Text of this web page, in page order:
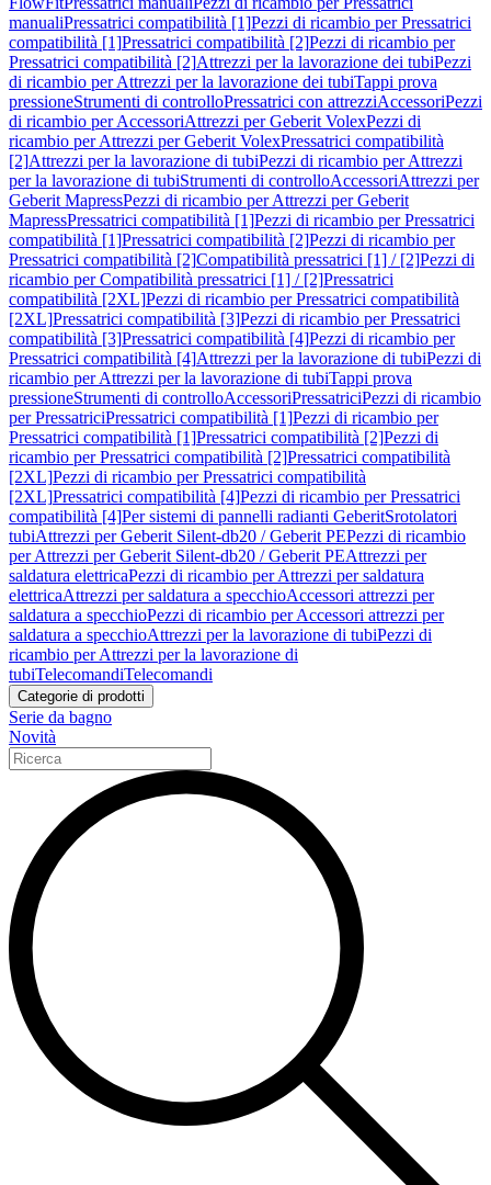
manualiPressatrici compatibilità [1]Pezzi di ricambio per Pressatrici
compatibilità [1]Pressatrici compatibilità [2]Pezzi di ricambio per
Pressatrici compatibilità [2]Attrezzi per la lavorazione dei tubiPezzi
di ricambio per Attrezzi per la lavorazione dei tubiTappi prova
pressioneStrumenti di controlloPressatrici con attrezziAccessoriPezzi
di ricambio per AccessoriAttrezzi per Geberit VolexPezzi di
ricambio per Attrezzi per Geberit VolexPressatrici compatibilità
[2]Attrezzi per la lavorazione di tubiPezzi di ricambio per Attrezzi
per la lavorazione di tubiStrumenti di controlloAccessoriAttrezzi per
Geberit MapressPezzi di ricambio per Attrezzi per Geberit
MapressPressatrici compatibilità [1]Pezzi di ricambio per Pressatrici
compatibilità [1]Pressatrici compatibilità [2]Pezzi di ricambio per
Pressatrici compatibilità [2]Compatibilità pressatrici [1] / [2]Pezzi di
ricambio per Compatibilità pressatrici [1] / [2]Pressatrici
compatibilità [2XL]Pezzi di ricambio per Pressatrici compatibilità
[2XL]Pressatrici compatibilità [3]Pezzi di ricambio per Pressatrici
compatibilità [3]Pressatrici compatibilità [4]Pezzi di ricambio per
Pressatrici compatibilità [4]Attrezzi per la lavorazione di tubiPezzi di
ricambio per Attrezzi per la lavorazione di tubiTappi prova
pressioneStrumenti di controlloAccessoriPressatriciPezzi di ricambio
per PressatriciPressatrici compatibilità [1]Pezzi di ricambio per
Pressatrici compatibilità [1]Pressatrici compatibilità [2]Pezzi di
ricambio per Pressatrici compatibilità [2]Pressatrici compatibilità
[2XL]Pezzi di ricambio per Pressatrici compatibilità
[2XL]Pressatrici compatibilità [4]Pezzi di ricambio per Pressatrici
compatibilità [4]Per sistemi di pannelli radianti GeberitSrotolatori
tubiAttrezzi per Geberit Silent-db20 / Geberit PEPezzi di ricambio
per Attrezzi per Geberit Silent-db20 / Geberit PEAttrezzi per
saldatura elettricaPezzi di ricambio per Attrezzi per saldatura
elettricaAttrezzi per saldatura a specchioAccessori attrezzi per
saldatura a specchioPezzi di ricambio per Accessori attrezzi per
saldatura a specchioAttrezzi per la lavorazione di tubiPezzi di
ricambio per Attrezzi per la lavorazione di
tubiTelecomandiTelecomandi
Categorie di prodotti
Serie da bagno
Novità